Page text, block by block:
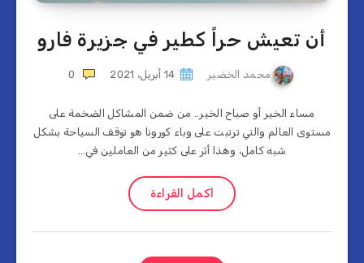
أن تعيش حراً كطير في جزيرة فارو
محمد الخضير 14 أبريل، 2021 0
مساء الخير أو صباح الخير.. من ضمن المشاكل الضخمة على
مستوى العالم والتي ترتبت على وباء كورونا هو توقف السياحة بشكل
شبه كامل، وهذا أثر على كثير من العاملين في…
أكمل القراءة